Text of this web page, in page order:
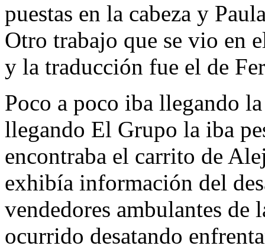
puestas en la cabeza y
Otro trabajo que se vio en
y la traducción fue el de
Poco a poco iba llegando
llegando El Grupo la iba
encontraba el carrito de
exhibía información del
vendedores ambulantes de
ocurrido desatando